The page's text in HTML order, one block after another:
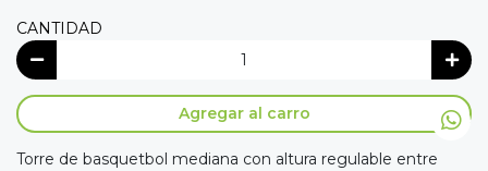
CANTIDAD
Agregar al carro
Torre de basquetbol mediana con altura regulable entre